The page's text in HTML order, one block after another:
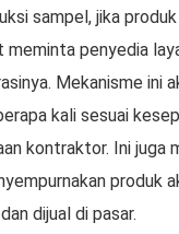
sampel, jika
meminta penyedia
Mekanisme ini
kali sesuai
kontraktor. Ini juga
produk
dijual di pasar.